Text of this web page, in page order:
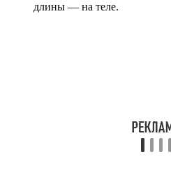
длины — на теле.